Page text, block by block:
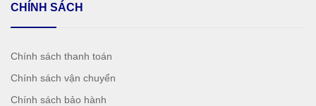
CHÍNH SÁCH
Chính sách thanh toán
Chính sách vận chuyển
Chính sách bảo hành